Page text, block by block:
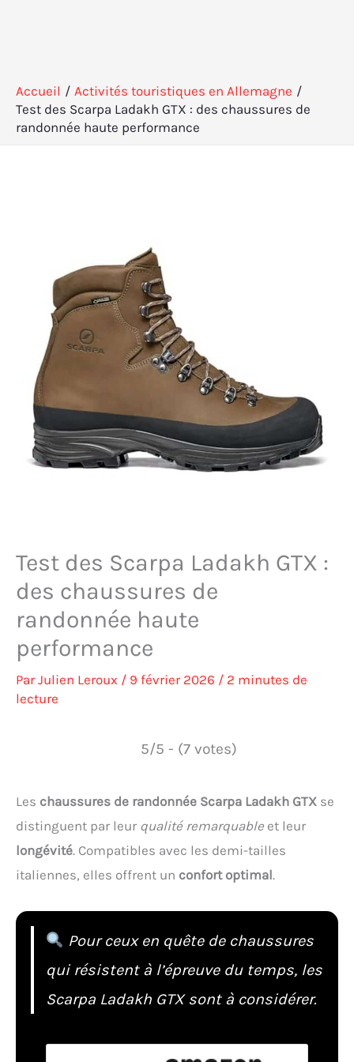
Accueil
Activités touristiques en Allemagne
Test des Scarpa Ladakh GTX : des chaussures de
randonnée haute performance
Test des Scarpa Ladakh GTX :
des chaussures de
randonnée haute
performance
ParJulien Leroux / 9 février 2026 / 2 minutes de
lecture
5/5 - (7 votes)
Les chaussures de randonnée Scarpa Ladakh GTX se
distinguent par leur qualité remarquable et leur
longévité. Compatibles avec les demi-tailles
italiennes, elles offrent un confort optimal.
Pour ceux en quête de chaussures
qui résistent à l’épreuve du temps, les
Scarpa Ladakh GTX sont à considérer.